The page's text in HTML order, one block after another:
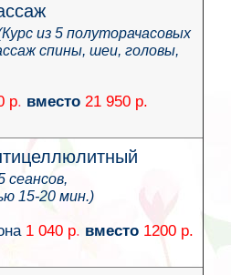
из 5 полуторачасовых
спины, шеи, головы,
р. вместо 21 950 р.
сеансов,
15-20 мин.)
1 040 р. вместо 1200 р.